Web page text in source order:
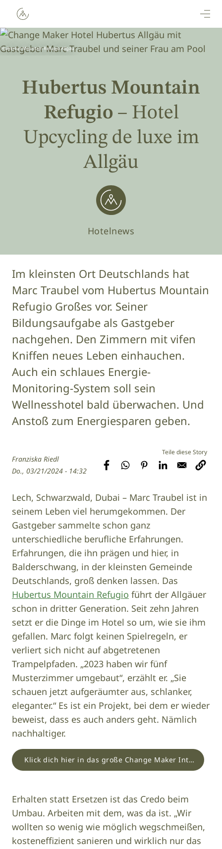
Mountain Refugio Allgäu
Hubertus Mountain
Refugio – Hotel
Upcycling de luxe im
Allgäu
Hotelnews
Im kleinsten Ort Deutschlands hat
Marc Traubel vom Hubertus Mountain
Refugio Großes vor. Seiner
Bildungsaufgabe als Gastgeber
nachgehen. Den Zimmern mit vifen
Kniffen neues Leben einhauchen.
Auch ein schlaues Energie-
Monitoring-System soll sein
Wellnesshotel bald überwachen. Und
Anstoß zum Energiesparen geben.
Franziska Riedl
Do., 03/21/2024 - 14:32
Lech, Schwarzwald, Dubai – Marc Traubel ist in
seinem Leben viel herumgekommen. Der
Gastgeber sammelte schon ganz
unterschiedliche berufliche Erfahrungen.
Erfahrungen, die ihn prägen und hier, in
Balderschwang, in der kleinsten Gemeinde
Deutschlands, groß denken lassen. Das
Hubertus Mountain Refugio führt der Allgäuer
schon in dritter Generation. Seit zehn Jahren
setzt er die Dinge im Hotel so um, wie sie ihm
gefallen. Marc folgt keinen Spielregeln, er
verliert sich nicht auf abgetretenen
Trampelpfaden. „2023 haben wir fünf
Musterzimmer umgebaut“, erzählt er. „Sie
schauen jetzt aufgeräumter aus, schlanker,
eleganter.“ Es ist ein Projekt, bei dem er wieder
beweist, dass es auch anders geht. Nämlich
nachhaltiger.
Klick dich hier in das große Change Maker Interview mit Marc.
Erhalten statt Ersetzen ist das Credo beim
Umbau. Arbeiten mit dem, was da ist. „Wir
wollten so wenig wie möglich wegschmeißen,
kosteneffizient sanieren und wirklich nur das